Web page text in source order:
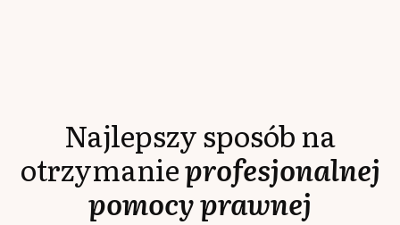
Najlepszy sposób na
otrzymanieprofesjonalnej
pomocy prawnej